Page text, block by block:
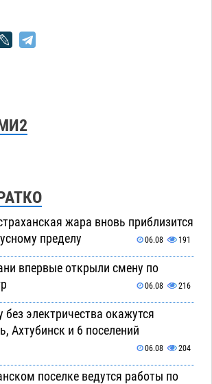
жара вновь приблизится
пределу
06.08 191
впервые открыли смену по
06.08 216
без электричества окажутся
Ахтубинск и 6 поселений
06.08 204
поселке ведутся работы по